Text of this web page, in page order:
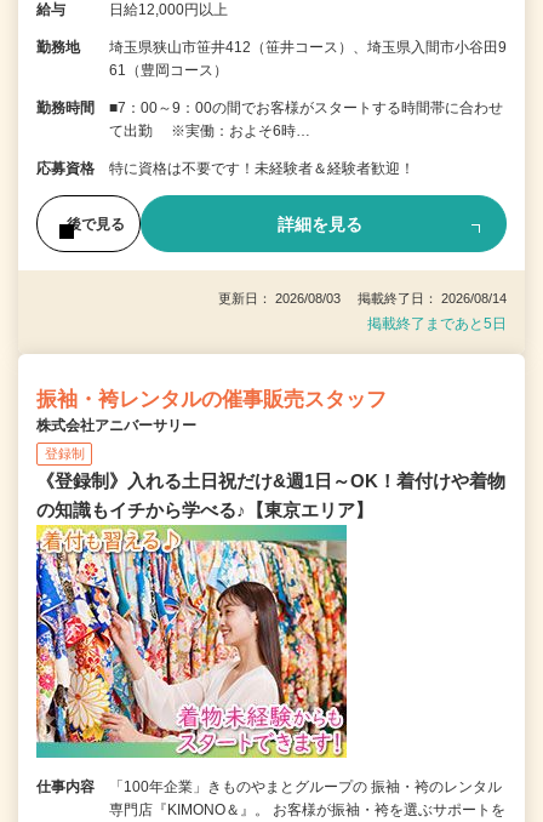
給与 日給12,000円以上
勤務地
埼玉県狭山市笹井412（笹井コース）、埼玉県入間市小谷田9
61（豊岡コース）
勤務時間
■7：00～9：00の間でお客様がスタートする時間帯に合わせ
て出勤 ※実働：およそ6時…
応募資格 特に資格は不要です！未経験者＆経験者歓迎！
後で見る 詳細を見る
更新日： 2026/08/03 掲載終了日： 2026/08/14
掲載終了まであと5日
振袖・袴レンタルの催事販売スタッフ
株式会社アニバーサリー
登録制
《登録制》入れる土日祝だけ&週1日～OK！着付けや着物
の知識もイチから学べる♪【東京エリア】
仕事内容
「100年企業」きものやまとグループの 振袖・袴のレンタル
専門店『KIMONO＆』。 お客様が振袖・袴を選ぶサポートを